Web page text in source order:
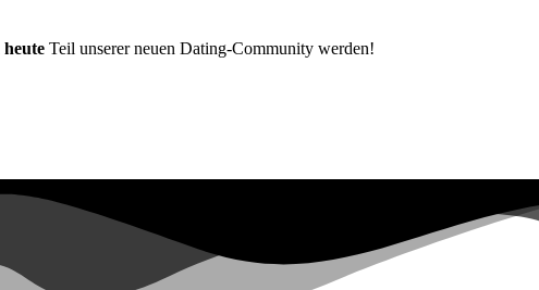
heute Teil unserer neuen Dating-Community werden!